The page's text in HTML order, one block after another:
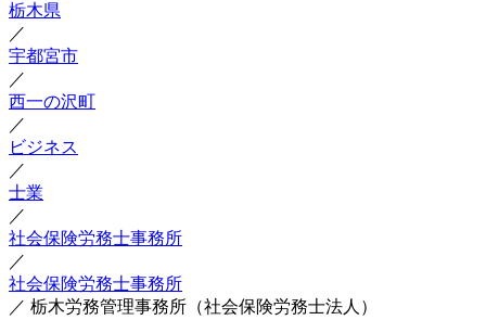
栃木県
／
宇都宮市
／
西一の沢町
／
ビジネス
／
士業
／
社会保険労務士事務所
／
社会保険労務士事務所
／ 栃木労務管理事務所（社会保険労務士法人）